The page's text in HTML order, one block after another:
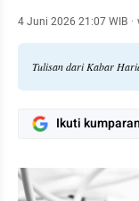
4 Juni 2026 21:07 WIB ·
Tulisan dari Kabar
Ikuti